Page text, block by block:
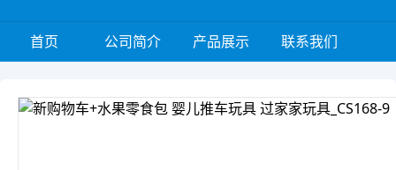
首页 公司简介 产品展示 联系我们